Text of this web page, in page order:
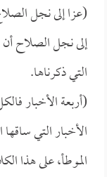
(عزا إلى نجل
إلى نجل الصلاح
التي ذكرناها.
(أربعة الأخبار
الأخبار التي
الموطأ، على هذا